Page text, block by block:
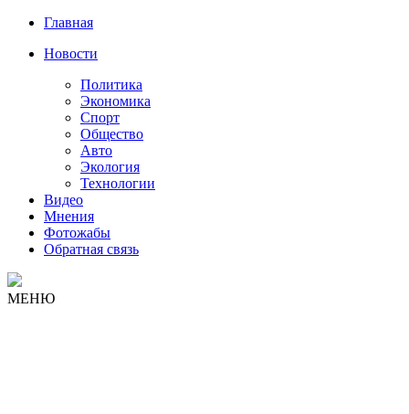
Главная
Новости
Политика
Экономика
Спорт
Общество
Авто
Экология
Технологии
Видео
Мнения
Фотожабы
Обратная связь
МЕНЮ